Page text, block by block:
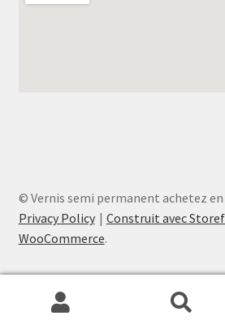
© Vernis semi permanent achetez
Privacy Policy
Construit avec
WooCommerce.
Recherche
Recherche